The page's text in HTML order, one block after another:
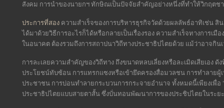
สังคม การนำของนายกฯ ทักษิณเป็นปัจจัยสำคัญอย่างหนึ่งที่ทำให้วิกฤตช
ประการที่สอง ความสำเร็จของการบริหารธุรกิจวัดด้วยผลลัพธ์อาทิเช่น
ได้มาด้วยวิธีการอะไรก็ได้หรือกลายเป็นเรื่องรอง ความสำเร็จทางการเ
ในอนาคต ต้องรวมถึงการสถาปนาวิถีทางประชาธิปไตยด้วย แม้ว่าอาจกิ
การละเลยความสำคัญของวิถีทาง ถึงขนาดหลบเลี่ยงหรือละเมิดเสียเอง
ประโยชน์ทับซ้อน การแทรกแซงหรือเข้ายึดครองสื่อมวลชน การทำลายผู้
ประชาชน การบ่อนทำลายกระบวนการกระจายอำนาจ ทั้งหมดนี้เพียงเพื่อ
ประชาธิปไตยแบบสายตาสั้น ซึ่งบั่นทอนพัฒนาการของประชิปไตยในระย